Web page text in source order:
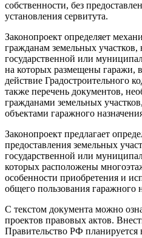
собственности, без
установления сервитута.
Законопроект определяет
гражданам земельных участков,
государственной или
на которых размещены гаражи,
действие Градостроительного
также перечень документов,
гражданами земельных
объектами гаражного
Законопроект предлагает
предоставления земельных
государственной или
которых расположены
особенности приобретения и
общего пользования гаражного
С текстом документа можно
проектов правовых актов.
Правительство РФ планируется